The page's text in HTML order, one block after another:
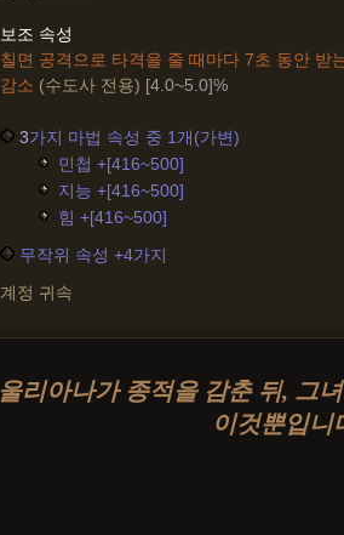
보조 속성
칠면 공격으로 타격을 줄 때마다 7초 동안 받
감소 (수도사 전용) [4.0~5.0]%
3가지 마법 속성 중 1개(가변)
민첩 +[416~500]
지능 +[416~500]
힘 +[416~500]
무작위 속성 +4가지
계정 귀속
울리아나가 종적을 감춘 뒤, 그
이것뿐입니